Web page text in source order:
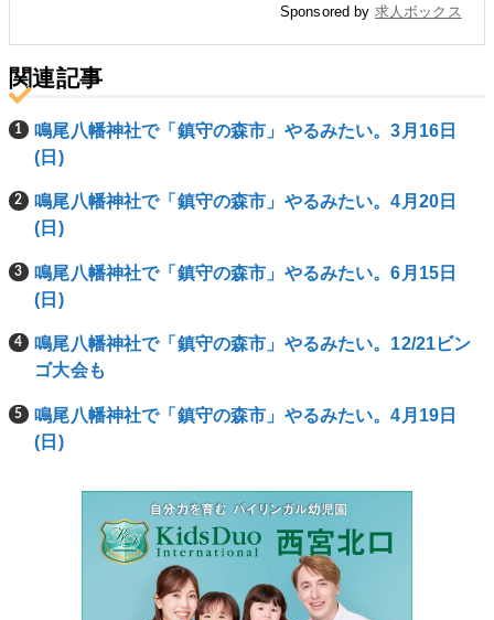
Sponsored by 求人ボックス
関連記事
鳴尾八幡神社で「鎮守の森市」やるみたい。3月16日
(日)
鳴尾八幡神社で「鎮守の森市」やるみたい。4月20日
(日)
鳴尾八幡神社で「鎮守の森市」やるみたい。6月15日
(日)
鳴尾八幡神社で「鎮守の森市」やるみたい。12/21ビン
ゴ大会も
鳴尾八幡神社で「鎮守の森市」やるみたい。4月19日
(日)